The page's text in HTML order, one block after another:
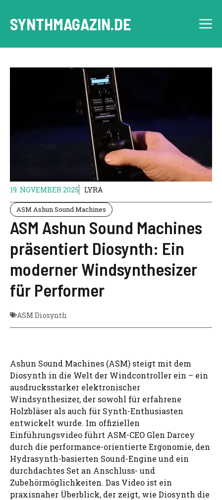
Inhalt
springen
SYNTHMAGAZIN.DE
19. NOVEMBER 2025 LYRA
ASM Ashun Sound Machines
ASM Ashun Sound Machines
präsentiert Diosynth: Ein
moderner Windsynthesizer
für Performer
ASM Diosynth
Ashun Sound Machines (ASM) steigt mit dem
Diosynth in die Welt der Windcontroller ein – ein
ausdrucksstarker elektronischer
Windsynthesizer, der sowohl für erfahrene
Holzbläser als auch für Synth-Enthusiasten
entwickelt wurde. Im offiziellen
Einführungsvideo führt ASM-CEO Glen Darcey
durch die performance-orientierte Ergonomie, den
Hydrasynth-basierten Sound-Engine und ein
durchdachtes Set an Anschluss- und
Zubehörmöglichkeiten. Das Video ist ein
praxisnaher Überblick, der zeigt, wie Diosynth die